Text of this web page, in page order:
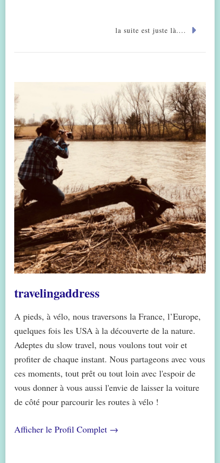
la suite est juste là....
travelingaddress
A pieds, à vélo, nous traversons la France, l’Europe,
quelques fois les USA à la découverte de la nature.
Adeptes du slow travel, nous voulons tout voir et
profiter de chaque instant. Nous partageons avec vous
ces moments, tout prêt ou tout loin avec l'espoir de
vous donner à vous aussi l'envie de laisser la voiture
de côté pour parcourir les routes à vélo !
Afficher le Profil Complet →